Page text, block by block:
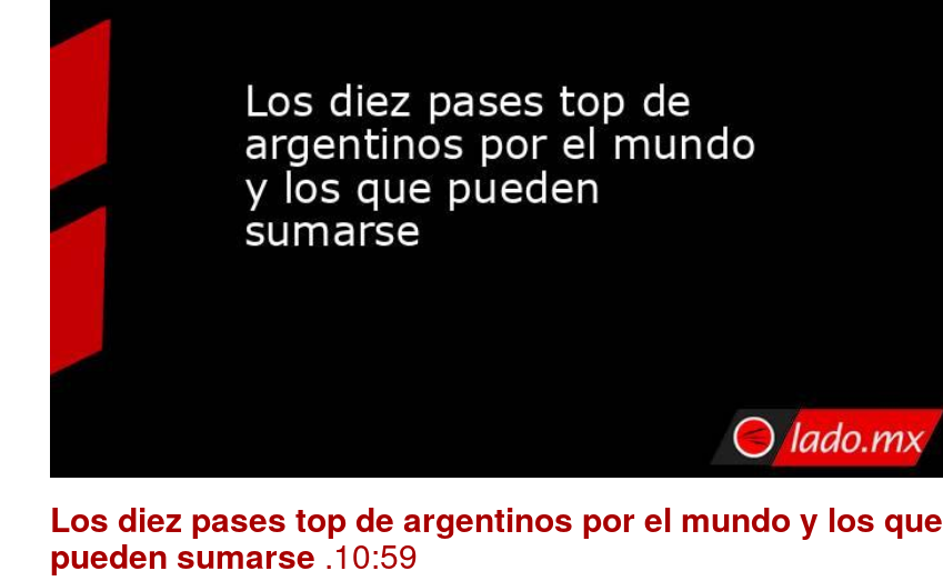
Los diez pases top de argentinos por el mundo y los que
pueden sumarse .10:59